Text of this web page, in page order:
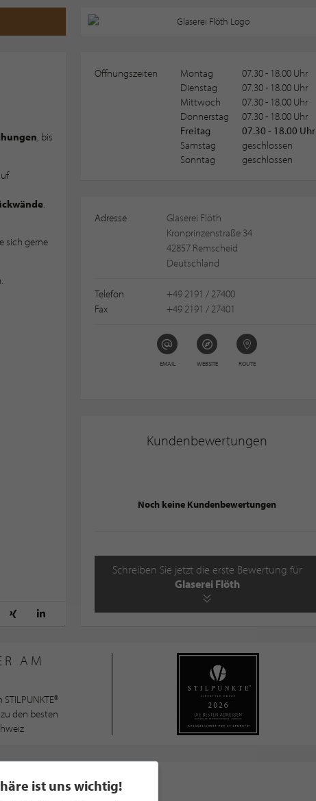
, bis
.
sich gerne
Öffnungszeiten Montag
07.30 - 18.00 Uhr
Dienstag
07.30 - 18.00 Uhr
Mittwoch
07.30 - 18.00 Uhr
Donnerstag
07.30 - 18.00 Uhr
Freitag
07.30 - 18.00 Uhr
Samstag
geschlossen
Sonntag
geschlossen
Adresse
Glaserei Flöth
Kronprinzenstraße 34
42857 Remscheid
Deutschland
Telefon
Fax
+49 2191 / 27400
+49 2191 / 27401
EMAIL WEBSITE ROUTE
Kundenbewertungen
Noch keine Kundenbewertungen
Schreiben Sie jetzt die erste Bewertung für
Glaserei Flöth
AM
den besten
können.ist uns wichtig!